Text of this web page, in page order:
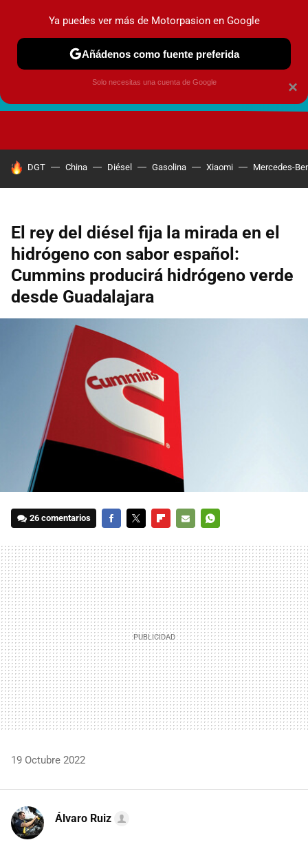
HOY SE HABLA DE
DGT China Diésel Gasolina Xiaomi Mercedes-
El rey del diésel fija la mirada en el
hidrógeno con sabor español:
Cummins producirá hidrógeno verde
desde Guadalajara
26 comentarios
MAIL
19 Octubre 2022
Álvaro Ruiz
×
Ya puedes ver más de Motorpasion en Google
Añádenos como fuente preferida
Solo necesitas una cuenta de Google